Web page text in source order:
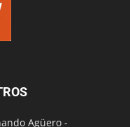
Agüero -